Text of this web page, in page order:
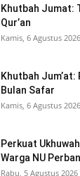
Khutbah Jumat:
Qur’an
Kamis, 6 Agustus
Khutbah
Bulan Safar
Kamis, 6 Agustus
Perkuat
Warga NU
Rabu, 5 Agustus